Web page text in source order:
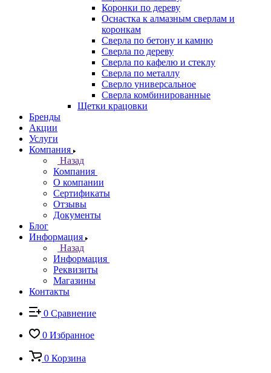
Коронки по дереву
Оснастка к алмазным сверлам и
коронкам
Сверла по бетону и камню
Сверла по дереву
Сверла по кафелю и стеклу
Сверла по металлу
Сверло универсальное
Сверла комбинированные
Щетки крацовки
Бренды
Акции
Услуги
Компания
Назад
Компания
О компании
Сертификаты
Отзывы
Документы
Блог
Информация
Назад
Информация
Реквизиты
Магазины
Контакты
0 Сравнение
0 Избранное
0 Корзина